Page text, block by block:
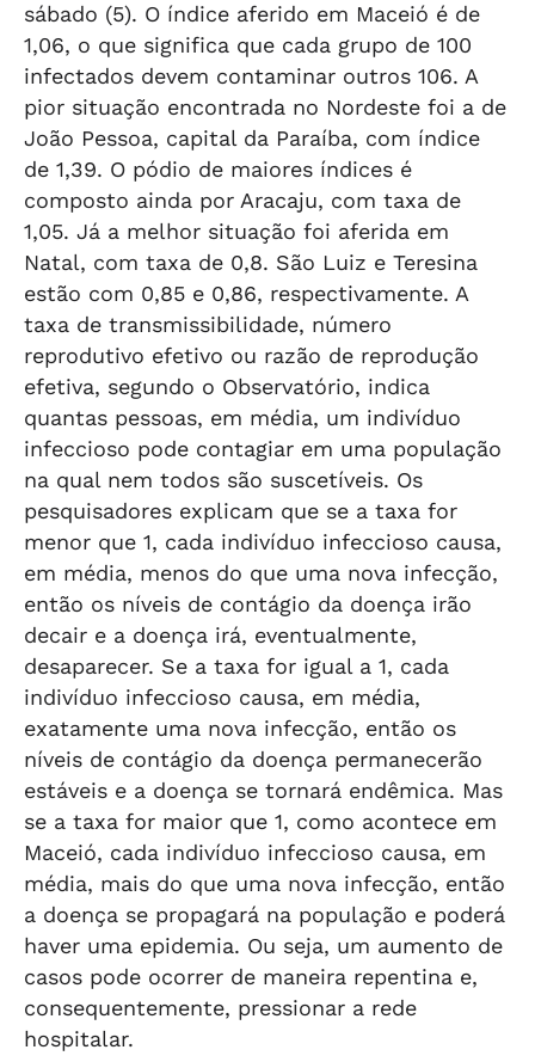
sábado (5). O índice aferido em Maceió é de
1,06, o que significa que cada grupo de 100
infectados devem contaminar outros 106. A
pior situação encontrada no Nordeste foi a de
João Pessoa, capital da Paraíba, com índice
de 1,39. O pódio de maiores índices é
composto ainda por Aracaju, com taxa de
1,05. Já a melhor situação foi aferida em
Natal, com taxa de 0,8. São Luiz e Teresina
estão com 0,85 e 0,86, respectivamente. A
taxa de transmissibilidade, número
reprodutivo efetivo ou razão de reprodução
efetiva, segundo o Observatório, indica
quantas pessoas, em média, um indivíduo
infeccioso pode contagiar em uma população
na qual nem todos são suscetíveis. Os
pesquisadores explicam que se a taxa for
menor que 1, cada indivíduo infeccioso causa,
em média, menos do que uma nova infecção,
então os níveis de contágio da doença irão
decair e a doença irá, eventualmente,
desaparecer. Se a taxa for igual a 1, cada
indivíduo infeccioso causa, em média,
exatamente uma nova infecção, então os
níveis de contágio da doença permanecerão
estáveis e a doença se tornará endêmica. Mas
se a taxa for maior que 1, como acontece em
Maceió, cada indivíduo infeccioso causa, em
média, mais do que uma nova infecção, então
a doença se propagará na população e poderá
haver uma epidemia. Ou seja, um aumento de
casos pode ocorrer de maneira repentina e,
consequentemente, pressionar a rede
hospitalar.